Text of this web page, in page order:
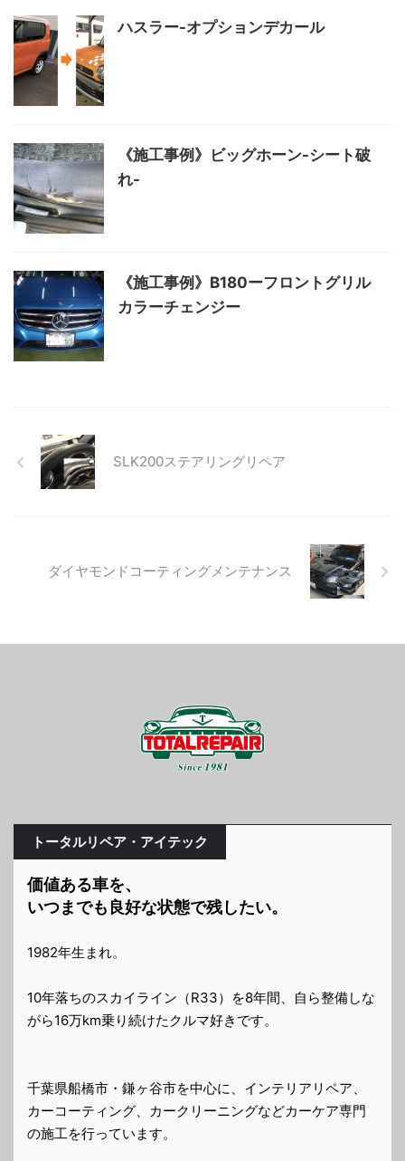
ハスラー-オプションデカール
《施工事例》ビッグホーン-シート破
れ-
《施工事例》B180ーフロントグリル
カラーチェンジー
SLK200ステアリングリペア
ダイヤモンドコーティングメンテナンス
トータルリペア・アイテック
価値ある車を、
いつまでも良好な状態で残したい。
1982年生まれ。
10年落ちのスカイライン（R33）を8年間、自ら整備しな
がら16万km乗り続けたクルマ好きです。
千葉県船橋市・鎌ヶ谷市を中心に、インテリアリペア、
カーコーティング、カークリーニングなどカーケア専門
の施工を行っています。